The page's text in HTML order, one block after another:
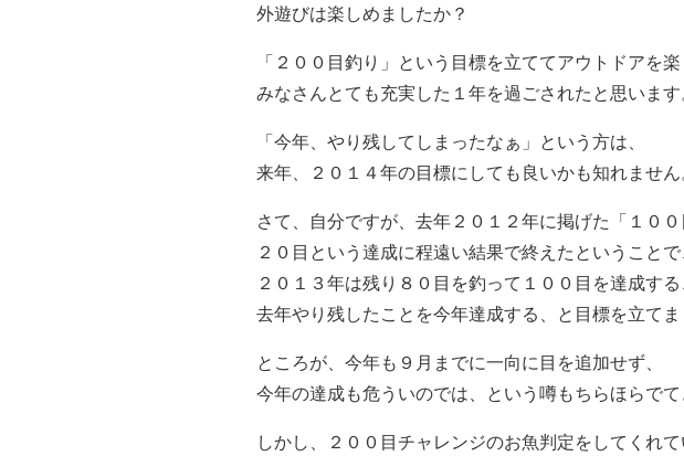
外遊びは楽しめましたか？
「２００目釣り」という目標を立ててアウトドアを楽
みなさんとても充実した１年を過ごされたと思います
「今年、やり残してしまったなぁ」という方は、
来年、２０１４年の目標にしても良いかも知れません
さて、自分ですが、去年２０１２年に掲げた「１００
２０目という達成に程遠い結果で終えたということで
２０１３年は残り８０目を釣って１００目を達成する
去年やり残したことを今年達成する、と目標を立てま
ところが、今年も９月までに一向に目を追加せず、
今年の達成も危ういのでは、という噂もちらほらでて
しかし、２００目チャレンジのお魚判定をしてくれて